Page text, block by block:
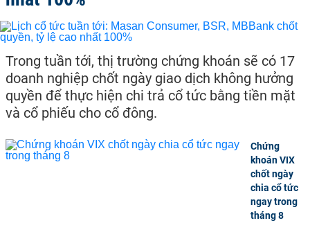
Trong tuần tới, thị trường chứng khoán sẽ có 17
doanh nghiệp chốt ngày giao dịch không hưởng
quyền để thực hiện chi trả cổ tức bằng tiền mặt
và cổ phiếu cho cổ đông.
Chứng
khoán VIX
chốt ngày
chia cổ tức
ngay trong
tháng 8